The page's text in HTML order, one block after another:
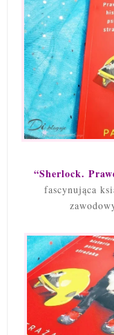
“Sherlock.
fascynująca